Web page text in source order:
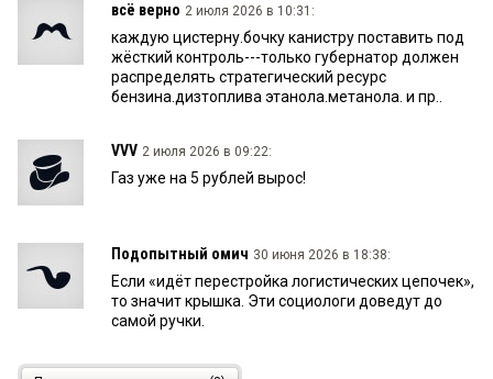
всё верно 2 июля 2026 в 10:31:
каждую цистерну.бочку канистру поставить под
жёсткий контроль---только губернатор должен
распределять стратегический ресурс
бензина.дизтоплива этанола.метанола. и пр..
VVV 2 июля 2026 в 09:22:
Газ уже на 5 рублей вырос!
Подопытный омич 30 июня 2026 в 18:38:
Если «идёт перестройка логистических цепочек»,
то значит крышка. Эти социологи доведут до
самой ручки.
30 июня 2026 в 13:13: